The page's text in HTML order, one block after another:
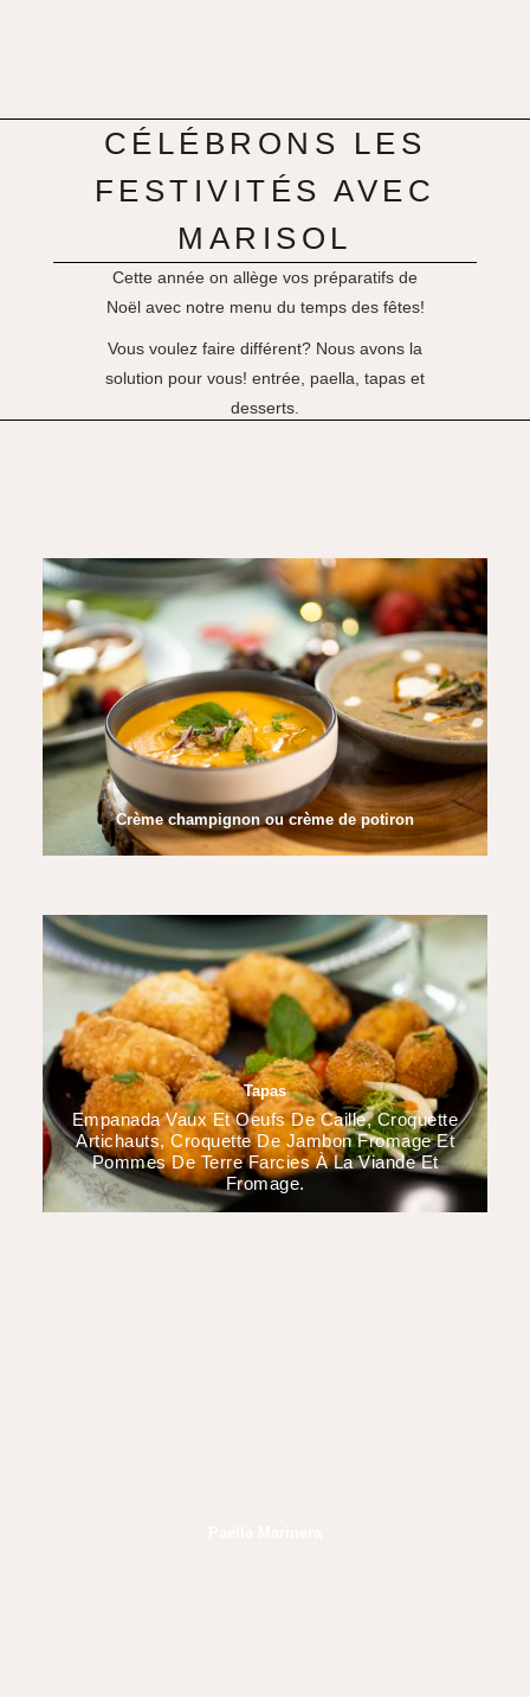
CÉLÉBRONS LES
FESTIVITÉS AVEC
MARISOL
Cette année on allège vos préparatifs de
Noël avec notre menu du temps des fêtes!
Vous voulez faire différent? Nous avons la
solution pour vous! entrée, paella, tapas et
desserts.
Crème champignon ou crème de potiron
Tapas
Empanada Vaux Et Oeufs De Caille, Croquette
Artichauts, Croquette De Jambon Fromage Et
Pommes De Terre Farcies À La Viande Et
Fromage.